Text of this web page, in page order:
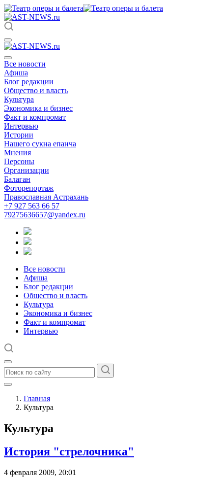
Все новости
Афиша
Блог редакции
Общество и власть
Культура
Экономика и бизнес
Факт и компромат
Интервью
Истории
Нашего сукна епанча
Мнения
Персоны
Организации
Балаган
Фоторепортаж
Православная Астрахань
+7 927 563 66 57
79275636657@yandex.ru
Все новости
Афиша
Блог редакции
Общество и власть
Культура
Экономика и бизнес
Факт и компромат
Интервью
Главная
Культура
Культура
История "стрелочника"
4 февраля 2009, 20:01